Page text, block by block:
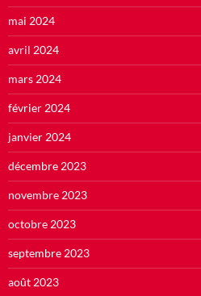
mai 2024
avril 2024
mars 2024
février 2024
janvier 2024
décembre 2023
novembre 2023
octobre 2023
septembre 2023
août 2023